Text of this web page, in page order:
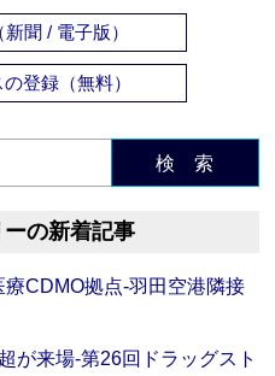
聞 / 電子版）
登録（無料）
検 索
の新着記事
CDMO拠点‐羽田空港隣接
が来場‐第26回ドラッグスト